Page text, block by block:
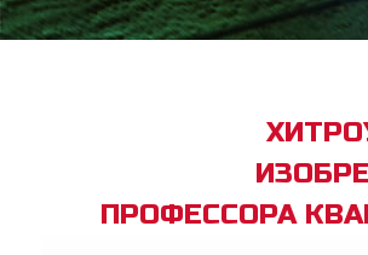
Bible App
ПРОФЕССОРА